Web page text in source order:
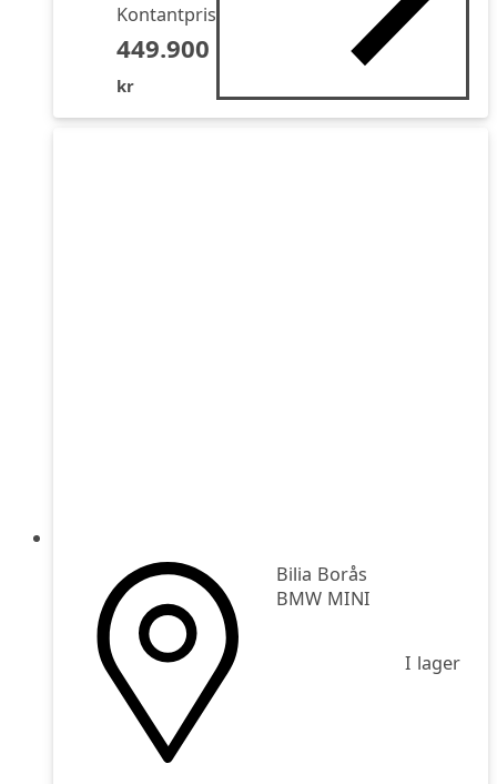
Kontantpris
449.900
kr
Bilia Borås
BMW MINI
I lager